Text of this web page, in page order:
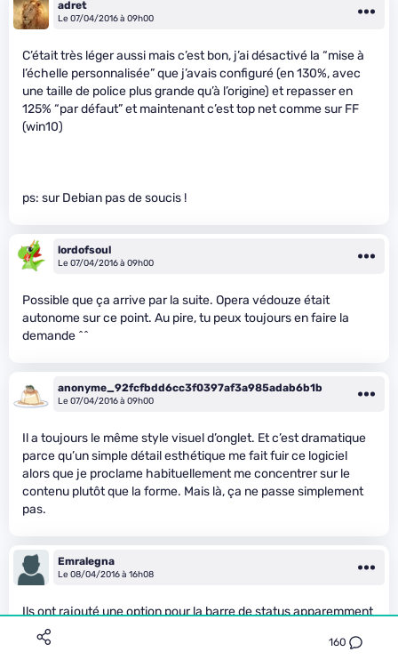
160
adret
Le 07/04/2016 à 09h00
C’était très léger aussi mais c’est bon, j’ai désactivé la “mise à
l’échelle personnalisée” que j’avais configuré (en 130%, avec
une taille de police plus grande qu’à l’origine) et repasser en
125% “par défaut” et maintenant c’est top net comme sur FF
(win10)
ps: sur Debian pas de soucis !
lordofsoul
Le 07/04/2016 à 09h00
Possible que ça arrive par la suite. Opera védouze était
autonome sur ce point. Au pire, tu peux toujours en faire la
demande ^^
anonyme_92fcfbdd6cc3f0397af3a985adab6b1b
Le 07/04/2016 à 09h00
Il a toujours le même style visuel d’onglet. Et c’est dramatique
parce qu’un simple détail esthétique me fait fuir ce logiciel
alors que je proclame habituellement me concentrer sur le
contenu plutôt que la forme. Mais là, ça ne passe simplement
pas.
Emralegna
Le 08/04/2016 à 16h08
Ils ont rajouté une option pour la barre de status apparemment
; bonne nouvelle.